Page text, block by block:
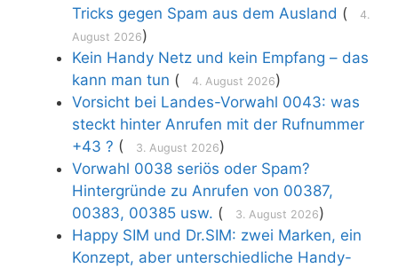
Tricks gegen Spam aus dem Ausland (
4.
August 2026)
Kein Handy Netz und kein Empfang – das
kann man tun ( 4. August 2026)
Vorsicht bei Landes-Vorwahl 0043: was
steckt hinter Anrufen mit der Rufnummer
+43 ? ( 3. August 2026)
Vorwahl 0038 seriös oder Spam?
Hintergründe zu Anrufen von 00387,
00383, 00385 usw. ( 3. August 2026)
Happy SIM und Dr.SIM: zwei Marken, ein
Konzept, aber unterschiedliche Handy-